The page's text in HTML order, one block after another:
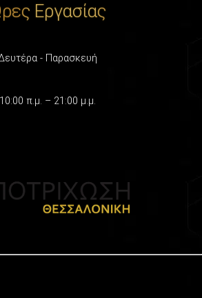
Εργασίας
- Παρασκευή
10:00 π.μ. – 21:00 μ.μ.